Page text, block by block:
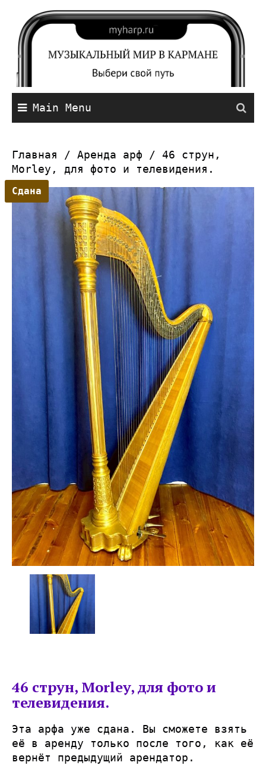
Main Menu
Главная / Аренда арф / 46 струн,
Morley, для фото и телевидения.
Сдана
46 струн, Morley, для фото и
телевидения.
Эта арфа уже сдана. Вы сможете взять
её в аренду только после того, как её
вернёт предыдущий арендатор.